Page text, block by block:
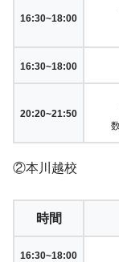
16:30~18:00
16:30~18:00
20:20~21:50
②本川越校
時間
16:30~18:00